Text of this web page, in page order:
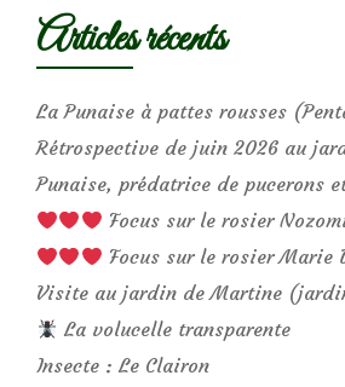
Articles récents
La Punaise à pattes rousses
Rétrospective de juin 2026 au
Punaise, prédatrice de pucerons
Focus sur le rosier
Focus sur le rosier Marie
Visite au jardin de Martine
La volucelle transparente
Insecte : Le Clairon